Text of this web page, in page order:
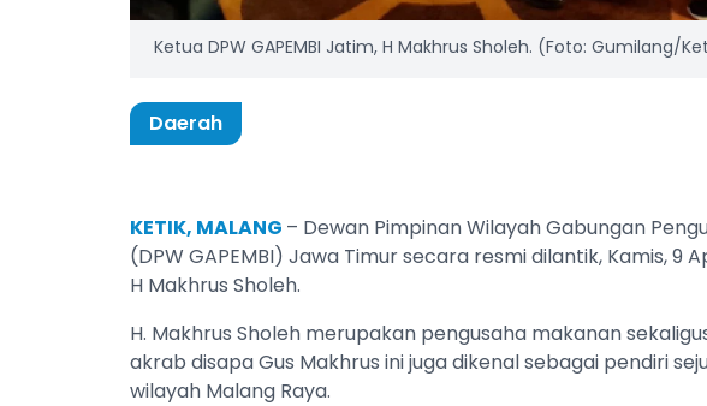
Ketua DPW GAPEMBI Jatim, H Makhrus Sholeh. (Foto: Gumilang/
Daerah
KETIK, MALANG – ‎Dewan Pimpinan Wilayah Gabungan
(DPW GAPEMBI) Jawa Timur secara resmi dilantik, Kamis, 9
H Makhrus Sholeh.
H. Makhrus Sholeh merupakan pengusaha makanan
akrab disapa Gus Makhrus ini juga dikenal sebagai pendiri
wilayah Malang Raya.